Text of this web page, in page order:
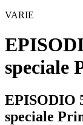
VARIE
speciale
EPISODIO
speciale